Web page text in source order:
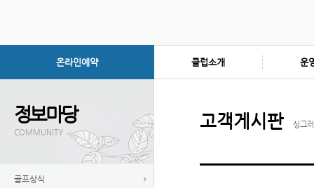
온라인예약 클럽소개 운
정보마당
COMMUNITY
골프상식
고객게시판 싱그